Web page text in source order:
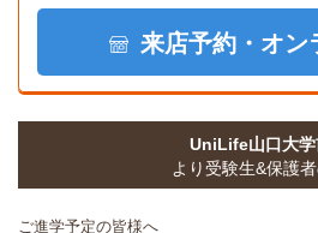
来店予約・オン
UniLife山口大学
より受験生&保護
ご進学予定の皆様へ